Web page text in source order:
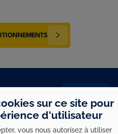
sur ce site pour
d'utilisateur
vous nous autorisez à utiliser